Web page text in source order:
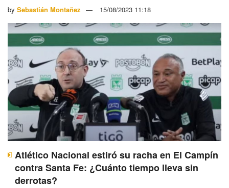
by Sebastián Montañez 15/08/2023 11:18
Atlético Nacional estiró su racha en El Campín
contra Santa Fe: ¿Cuánto tiempo lleva sin
derrotas?